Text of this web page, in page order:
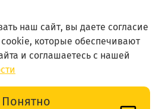
В корзину
наш сайт, вы даете согласие
которые обеспечивают
и соглашаетесь с нашей
Понятно